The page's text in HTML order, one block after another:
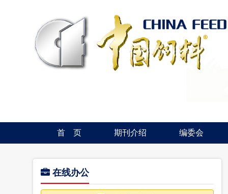
首 页 期刊介绍 编委会
在线办公